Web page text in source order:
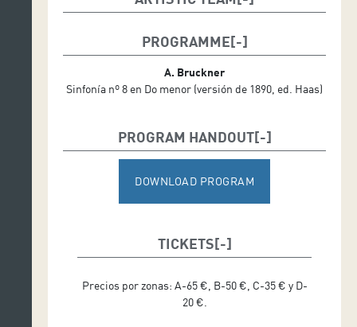
PROGRAMME
A. Bruckner
Sinfonía nº 8 en Do menor (versión de 1890, ed. Haas)
PROGRAM HANDOUT
DOWNLOAD PROGRAM
TICKETS
Precios por zonas: A-65 €, B-50 €, C-35 € y D-
20 €.